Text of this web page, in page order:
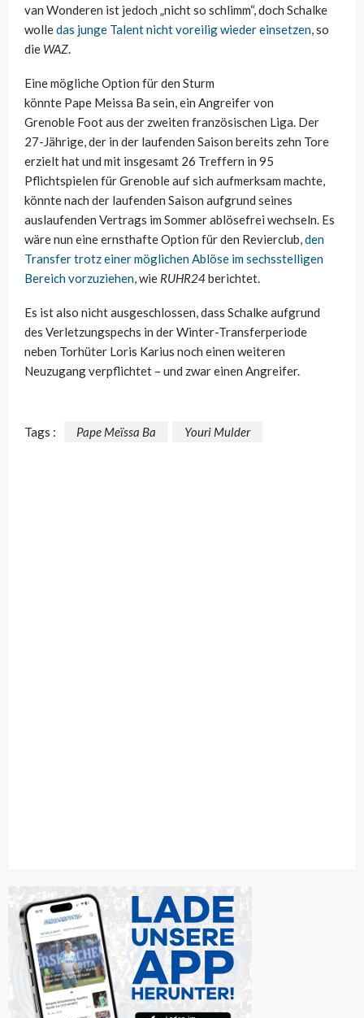
van Wonderen ist jedoch „nicht so schlimm“, doch Schalke
wolledas junge Talent nicht voreilig wieder einsetzen, so
die WAZ.
Eine mögliche Option für den Sturm
könnte Pape Meissa Ba sein, ein Angreifer von
Grenoble Footaus der zweiten französischen Liga. Der
27-Jährige, der in der laufenden Saison bereits zehn Tore
erzielt hat und mit insgesamt 26 Treffern in 95
Pflichtspielen für Grenoble auf sich aufmerksam machte,
könnte nach der laufenden Saison aufgrund seines
auslaufenden Vertrags im Sommer ablösefrei wechseln. Es
wäre nun eine ernsthafte Option für den Revierclub,den
Transfer trotz einer möglichen Ablöse im sechsstelligen
Bereich vorzuziehen, wie RUHR24berichtet.
Es ist also nicht ausgeschlossen, dass Schalke aufgrund
des Verletzungspechs in der Winter-Transferperiode
neben Torhüter Loris Karius noch einen weiteren
Neuzugang verpflichtet – und zwar einen Angreifer.
Tags : Pape Meïssa Ba Youri Mulder